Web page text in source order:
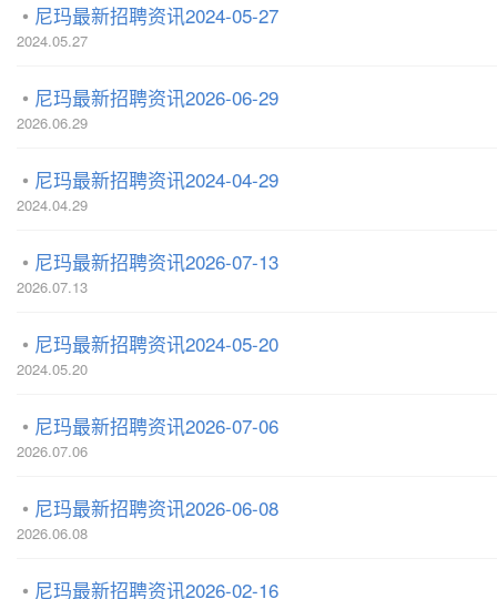
尼玛最新招聘资讯2024-05-27
2024.05.27
尼玛最新招聘资讯2026-06-29
2026.06.29
尼玛最新招聘资讯2024-04-29
2024.04.29
尼玛最新招聘资讯2026-07-13
2026.07.13
尼玛最新招聘资讯2024-05-20
2024.05.20
尼玛最新招聘资讯2026-07-06
2026.07.06
尼玛最新招聘资讯2026-06-08
2026.06.08
尼玛最新招聘资讯2026-02-16